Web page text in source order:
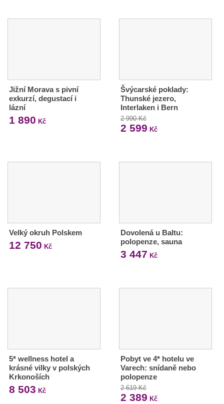
Jižní Morava s pivní
exkurzí, degustací i
lázní
1 890 Kč
Švýcarské poklady:
Thunské jezero,
Interlaken i Bern
2 990 Kč
2 599 Kč
Velký okruh Polskem
12 750 Kč
Dovolená u Baltu:
polopenze, sauna
3 447 Kč
5* wellness hotel a
krásné vilky v polských
Krkonoších
8 503 Kč
Pobyt ve 4* hotelu ve
Varech: snídaně nebo
polopenze
2 619 Kč
2 389 Kč